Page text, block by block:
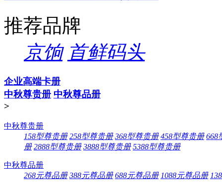
推荐品牌
京饷 首鲜码头
企业高端卡册
中秋尊贵册 中秋尊品册
>
中秋尊贵册
158型尊贵册 258型尊贵册 368型尊贵册 458型尊贵册 668
册 2888型尊贵册 3888型尊贵册 5388型尊贵册
中秋尊品册
268元尊品册 388元尊品册 688元尊品册 1088元尊品册